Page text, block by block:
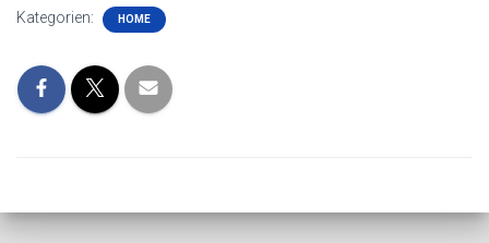
Kategorien: HOME